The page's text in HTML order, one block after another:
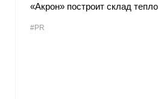
«Акрон» построит склад
#PR